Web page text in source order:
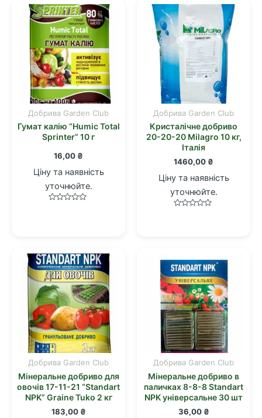
Добрива Garden Club
Гумат калію “Humic Total
Sprinter” 10 г
16,00 ₴
Ціну та наявність
уточнюйте.
Добрива Garden Club
Кристалічне добриво
20-20-20 Milagro 10 кг,
Італія
1460,00 ₴
Ціну та наявність
уточнюйте.
Добрива Garden Club
Мінеральне добриво для
овочів 17-11-21 “Standart
NPK” Graine Tuko 2 кг
183,00 ₴
Добрива Garden Club
Мінеральне добриво в
паличках 8-8-8 Standart
NPK універсальне 30 шт
36,00 ₴